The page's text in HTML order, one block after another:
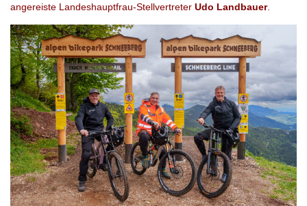
angereiste Landeshauptfrau-Stellvertreter Udo Landbauer.